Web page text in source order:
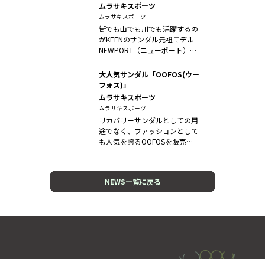
ムラサキスポーツ
ムラサキスポーツ
街でも山でも川でも活躍するの
がKEENのサンダル元祖モデル
NEWPORT（ニューポート）よ
大人気サンダル「OOFOS(ウー
フォス)」
ムラサキスポーツ
ムラサキスポーツ
リカバリーサンダルとしての用
途でなく、ファッションとして
も人気を誇るOOFOSを販売
NEWS一覧に戻る